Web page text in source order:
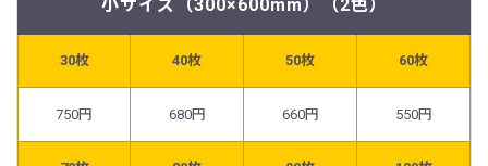
小サイズ（300×600mm）（2色）
30枚 40枚 50枚 60枚
750円 680円 660円 550円